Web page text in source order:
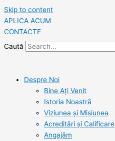
Skip to content
APLICA ACUM
CONTACTE
Caută
Despre Noi
Bine Ați Venit
Istoria Noastră
Viziunea şi Misiunea
Acreditări şi Calificare
Angajăm